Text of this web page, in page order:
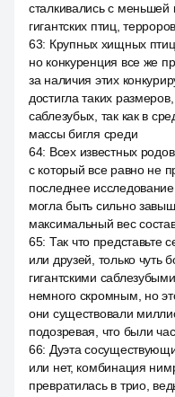
сталкивались с меньшей
гигантских птиц,
63: Крупных хищных
но конкуренция все же
за наличия этих
достигла таких
саблезубых, так как в
массы бигля среди
64: Всех известных
с который все равно не
последнее
могла быть сильно
максимальный вес
65: Так что представьте
или друзей, только чуть
гигантскими
немного скромным, но
они существовали
подозревая, что были
66: Дуэта
или нет, комбинация
превратилась в трио,